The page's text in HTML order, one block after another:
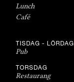
Lunch
Café
TISDAG - LÖRDAG
Pub
TORSDAG
Restaurang